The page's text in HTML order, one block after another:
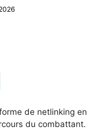
de netlinking en
du combattant.